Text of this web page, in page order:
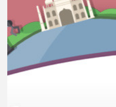
เพล
ย์
ลิ
ของ